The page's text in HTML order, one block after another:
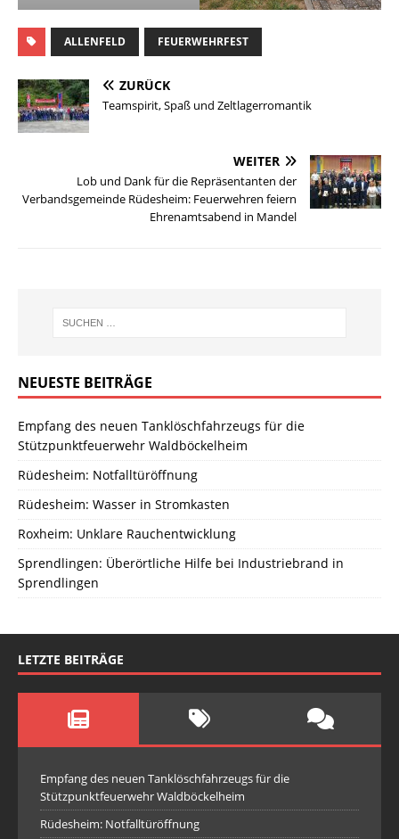
ALLENFELD FEUERWEHRFEST
ZURÜCK
Teamspirit, Spaß und Zeltlagerromantik
WEITER
Lob und Dank für die Repräsentanten der
Verbandsgemeinde Rüdesheim: Feuerwehren feiern
Ehrenamtsabend in Mandel
NEUESTE BEITRÄGE
Empfang des neuen Tanklöschfahrzeugs für die
Stützpunktfeuerwehr Waldböckelheim
Rüdesheim: Notfalltüröffnung
Rüdesheim: Wasser in Stromkasten
Roxheim: Unklare Rauchentwicklung
Sprendlingen: Überörtliche Hilfe bei Industriebrand in
Sprendlingen
LETZTE BEITRÄGE
Empfang des neuen Tanklöschfahrzeugs für die
Stützpunktfeuerwehr Waldböckelheim
Rüdesheim: Notfalltüröffnung